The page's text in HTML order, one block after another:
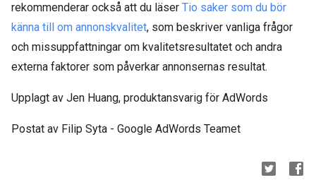
rekommenderar också att du läser Tio saker som du bör
känna till om annonskvalitet, som beskriver vanliga frågor
och missuppfattningar om kvalitetsresultatet och andra
externa faktorer som påverkar annonsernas resultat.
Upplagt av Jen Huang, produktansvarig för AdWords
Postat av Filip Syta - Google AdWords Teamet